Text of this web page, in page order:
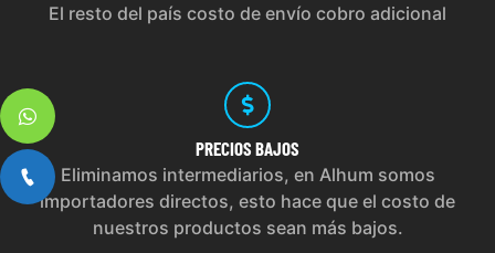
El resto del país costo de envío cobro adicional
PRECIOS BAJOS
Eliminamos intermediarios, en Alhum somos
importadores directos, esto hace que el costo de
nuestros productos sean más bajos.